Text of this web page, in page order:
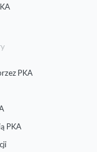
PKA
PKA